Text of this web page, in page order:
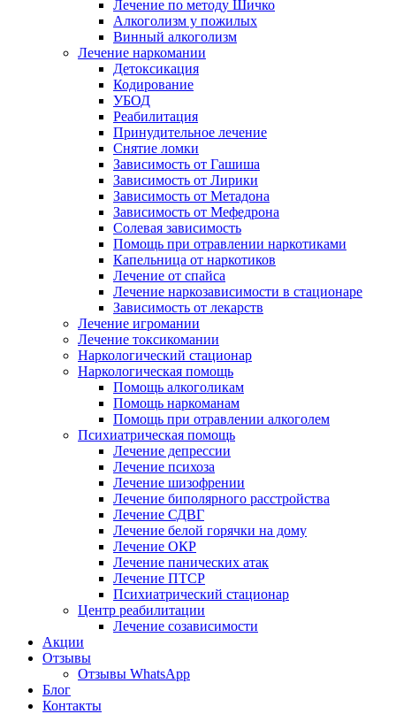
Лечение по методу Шичко
Алкоголизм у пожилых
Винный алкоголизм
Лечение наркомании
Детоксикация
Кодирование
УБОД
Реабилитация
Принудительное лечение
Снятие ломки
Зависимость от Гашиша
Зависимость от Лирики
Зависимость от Метадона
Зависимость от Мефедрона
Солевая зависимость
Помощь при отравлении наркотиками
Капельница от наркотиков
Лечение от спайса
Лечение наркозависимости в стационаре
Зависимость от лекарств
Лечение игромании
Лечение токсикомании
Наркологический стационар
Наркологическая помощь
Помощь алкоголикам
Помощь наркоманам
Помощь при отравлении алкоголем
Психиатрическая помощь
Лечение депрессии
Лечение психоза
Лечение шизофрении
Лечение биполярного расстройства
Лечение СДВГ
Лечение белой горячки на дому
Лечение ОКР
Лечение панических атак
Лечение ПТСР
Психиатрический стационар
Центр реабилитации
Лечение созависимости
Акции
Отзывы
Отзывы WhatsApp
Блог
Контакты